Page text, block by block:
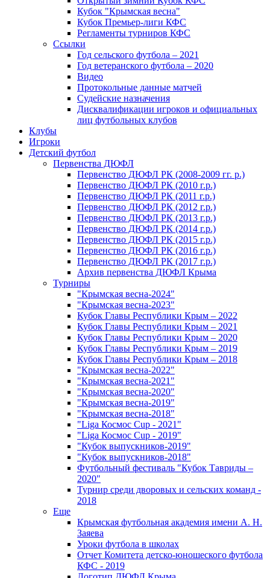
Кубок "Крымская весна"
Кубок Премьер-лиги КФС
Регламенты турниров КФС
Ссылки
Год сельского футбола – 2021
Год ветеранского футбола – 2020
Видео
Протокольные данные матчей
Судейские назначения
Дисквалификации игроков и официальных
лиц футбольных клубов
Клубы
Игроки
Детский футбол
Первенства ДЮФЛ
Первенство ДЮФЛ РК (2008-2009 гг. р.)
Первенство ДЮФЛ РК (2010 г.р.)
Первенство ДЮФЛ РК (2011 г.р.)
Первенство ДЮФЛ РК (2012 г.р.)
Первенство ДЮФЛ РК (2013 г.р.)
Первенство ДЮФЛ РК (2014 г.р.)
Первенство ДЮФЛ РК (2015 г.р.)
Первенство ДЮФЛ РК (2016 г.р.)
Первенство ДЮФЛ РК (2017 г.р.)
Архив первенства ДЮФЛ Крыма
Турниры
"Крымская весна-2024"
"Крымская весна-2023"
Кубок Главы Республики Крым – 2022
Кубок Главы Республики Крым – 2021
Кубок Главы Республики Крым – 2020
Кубок Главы Республики Крым – 2019
Кубок Главы Республики Крым – 2018
"Крымская весна-2022"
"Крымская весна-2021"
"Крымская весна-2020"
"Крымская весна-2019"
"Крымская весна-2018"
"Liga Космос Cup - 2021"
"Liga Космос Cup - 2019"
"Кубок выпускников-2019"
"Кубок выпускников-2018"
Футбольный фестиваль "Кубок Тавриды –
2020"
Турнир среди дворовых и сельских команд -
2018
Еще
Крымская футбольная академия имени А. Н.
Заяева
Уроки футбола в школах
Отчет Комитета детско-юношеского футбола
КФС - 2019